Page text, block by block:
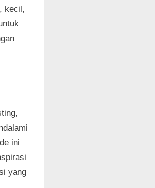
kecil,
ini
yang